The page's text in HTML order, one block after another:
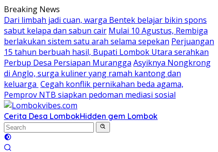
Skip
to
content
Breaking News
Dari limbah jadi cuan, warga Bentek belajar bikin spons
sabut kelapa dan sabun cair Mulai 10 Agustus, Rembiga
berlakukan sistem satu arah selama sepekan Perjuangan
15 tahun berbuah hasil, Bupati Lombok Utara serahkan
Perbup Desa Persiapan Murangga Asyiknya Nongkrong
di Anglo, surga kuliner yang ramah kantong dan
keluarga Cegah konflik pernikahan beda agama,
Pemprov NTB siapkan pedoman mediasi sosial
Cerita Desa LombokHidden gem Lombok